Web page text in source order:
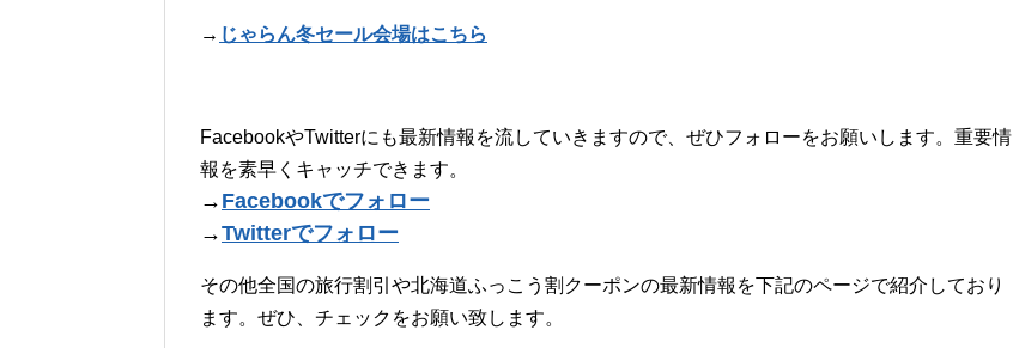
→ じゃらん冬セール会場はこちら
FacebookやTwitterにも最新情報を流していきますので、ぜひフォローをお願いします。重要情
報を素早くキャッチできます。
→ Facebookでフォロー
→Twitterでフォロー
その他全国の旅行割引や北海道ふっこう割クーポンの最新情報を下記のページで紹介しており
ます。ぜひ、チェックをお願い致します。